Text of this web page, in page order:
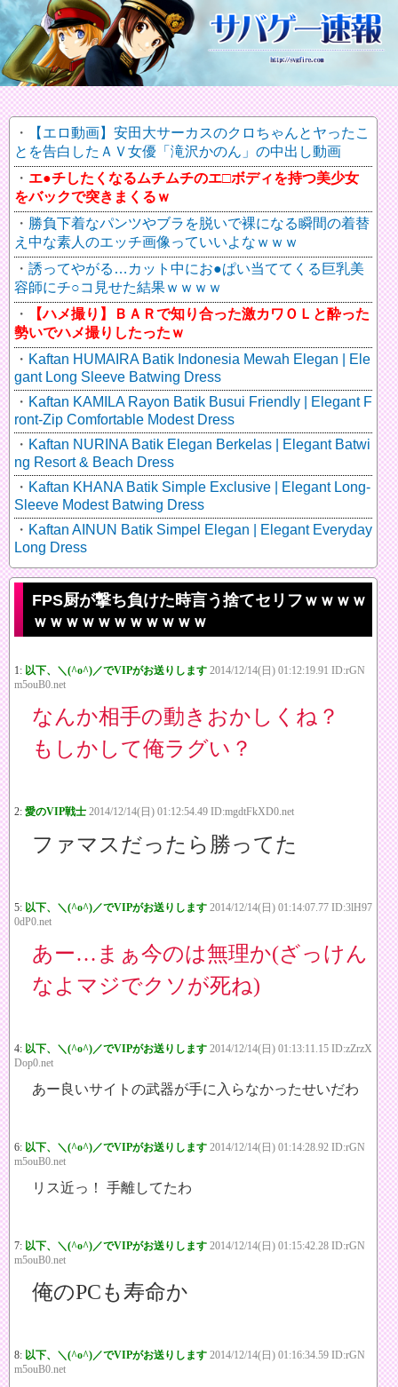
【エロ動画】安田大サーカスのクロちゃんとヤったこ
とを告白したＡＶ女優「滝沢かのん」の中出し動画
エ●チしたくなるムチムチのエ□ボディを持つ美少女
をバックで突きまくるｗ
勝負下着なパンツやブラを脱いで裸になる瞬間の着替
え中な素人のエッチ画像っていいよなｗｗｗ
誘ってやがる…カット中にお●ぱい当ててくる巨乳美
容師にチ○コ見せた結果ｗｗｗｗ
【ハメ撮り】ＢＡＲで知り合った激カワＯＬと酔った
勢いでハメ撮りしたったｗ
Kaftan HUMAIRA Batik Indonesia Mewah Elegan | Ele
gant Long Sleeve Batwing Dress
Kaftan KAMILA Rayon Batik Busui Friendly | Elegant F
ront-Zip Comfortable Modest Dress
Kaftan NURINA Batik Elegan Berkelas | Elegant Batwi
ng Resort & Beach Dress
Kaftan KHANA Batik Simple Exclusive | Elegant Long-
Sleeve Modest Batwing Dress
Kaftan AINUN Batik Simpel Elegan | Elegant Everyday
Long Dress
FPS厨が撃ち負けた時言う捨てセリフｗｗｗｗ
ｗｗｗｗｗｗｗｗｗｗｗ
1: 以下、＼(^o^)／でVIPがお送りします 2014/12/14(日) 01:12:19.91 ID:rGN
m5ouB0.net
なんか相手の動きおかしくね？
もしかして俺ラグい？
2: 愛のVIP戦士 2014/12/14(日) 01:12:54.49 ID:mgdtFkXD0.net
ファマスだったら勝ってた
5: 以下、＼(^o^)／でVIPがお送りします 2014/12/14(日) 01:14:07.77 ID:3lH97
0dP0.net
あー…まぁ今のは無理か(ざっけん
なよマジでクソが死ね)
4: 以下、＼(^o^)／でVIPがお送りします 2014/12/14(日) 01:13:11.15 ID:zZrzX
Dop0.net
あー良いサイトの武器が手に入らなかったせいだわ
6: 以下、＼(^o^)／でVIPがお送りします 2014/12/14(日) 01:14:28.92 ID:rGN
m5ouB0.net
リス近っ！ 手離してたわ
7: 以下、＼(^o^)／でVIPがお送りします 2014/12/14(日) 01:15:42.28 ID:rGN
m5ouB0.net
俺のPCも寿命か
8: 以下、＼(^o^)／でVIPがお送りします 2014/12/14(日) 01:16:34.59 ID:rGN
m5ouB0.net